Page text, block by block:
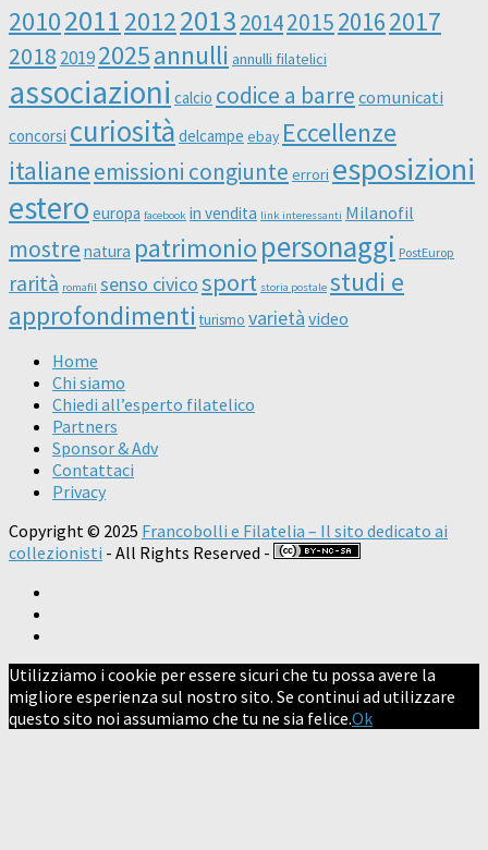
20102011201220132014201520162017
2018 20192025annulli annulli filatelici
associazioni calcio codice a barre comunicati
concorsi curiosità delcampe ebay Eccellenze
italianeemissioni congiunte errori esposizioni
estero europa facebook in vendita link interessanti Milanofil
mostre natura patrimonio personaggi PostEurop
rarità romafil senso civicosport storia postale studi e
approfondimenti turismo varietà video
Home
Chi siamo
Chiedi all’esperto filatelico
Partners
Sponsor & Adv
Contattaci
Privacy
Copyright © 2025 Francobolli e Filatelia – Il sito dedicato ai
collezionisti - All Rights Reserved -
Utilizziamo i cookie per essere sicuri che tu possa avere la
migliore esperienza sul nostro sito. Se continui ad utilizzare
questo sito noi assumiamo che tu ne sia felice.Ok